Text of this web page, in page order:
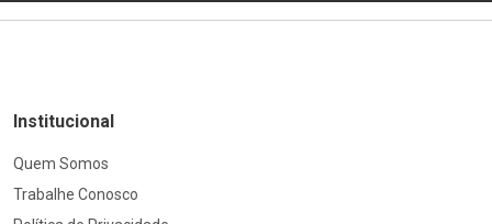
Institucional
Quem Somos
Trabalhe Conosco